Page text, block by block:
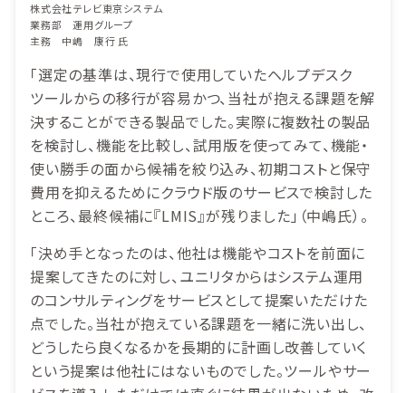
株式会社テレビ東京システム
業務部 運用グループ
主務 中嶋 康行 氏
「選定の基準は、現行で使用していたヘルプデスク
ツールからの移行が容易かつ、当社が抱える課題を解
決することができる製品でした。実際に複数社の製品
を検討し、機能を比較し、試用版を使ってみて、機能・
使い勝手の面から候補を絞り込み、初期コストと保守
費用を抑えるためにクラウド版のサービスで検討した
ところ、最終候補に『LMIS』が残りました」（中嶋氏）。
「決め手となったのは、他社は機能やコストを前面に
提案してきたのに対し、ユニリタからはシステム運用
のコンサルティングをサービスとして提案いただけた
点でした。当社が抱えている課題を一緒に洗い出し、
どうしたら良くなるかを長期的に計画し改善していく
という提案は他社にはないものでした。ツールやサー